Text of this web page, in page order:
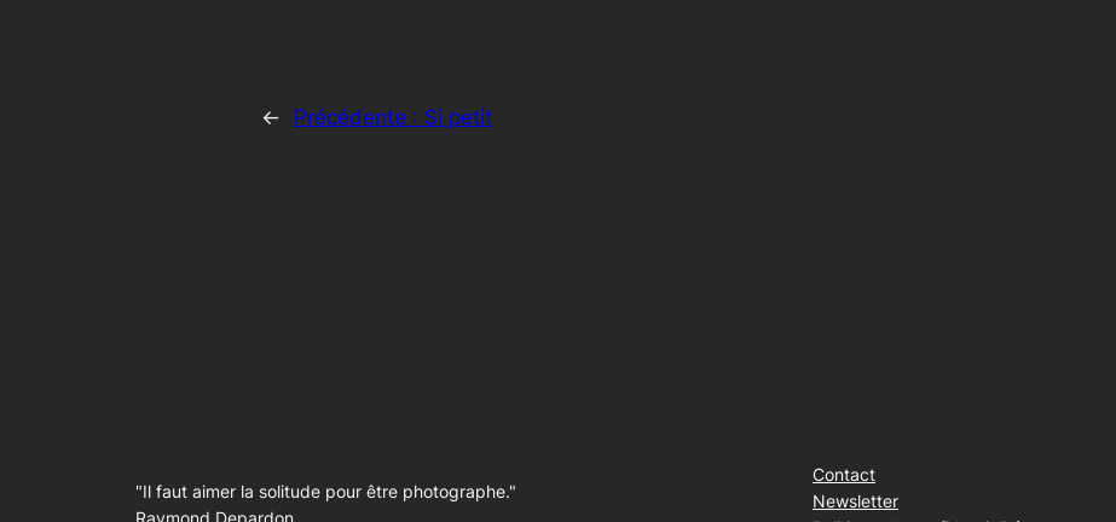
← Précédente : Si petit
"Il faut aimer la solitude pour être photographe."
Contact
Newsletter